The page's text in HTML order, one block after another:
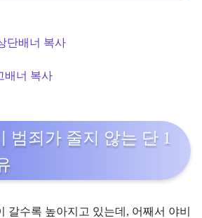
범죄가 줄지 않는 단 1
갈수록 높아지고 있는데, 어째서 야비